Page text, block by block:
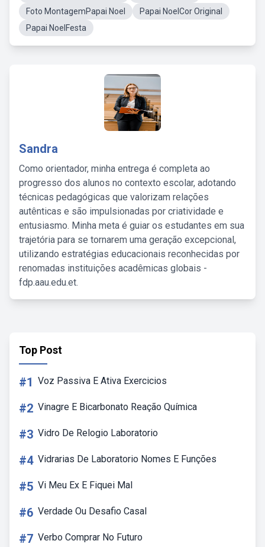
Foto MontagemPapai Noel
Papai NoelCor Original
Papai NoelFesta
Sandra
Como orientador, minha entrega é completa ao
progresso dos alunos no contexto escolar, adotando
técnicas pedagógicas que valorizam relações
autênticas e são impulsionadas por criatividade e
entusiasmo. Minha meta é guiar os estudantes em sua
trajetória para se tornarem uma geração excepcional,
utilizando estratégias educacionais reconhecidas por
renomadas instituições acadêmicas globais -
fdp.aau.edu.et.
Top Post
#1 Voz Passiva E Ativa Exercicios
#2 Vinagre E Bicarbonato Reação Química
#3 Vidro De Relogio Laboratorio
#4 Vidrarias De Laboratorio Nomes E Funções
#5 Vi Meu Ex E Fiquei Mal
#6 Verdade Ou Desafio Casal
#7 Verbo Comprar No Futuro